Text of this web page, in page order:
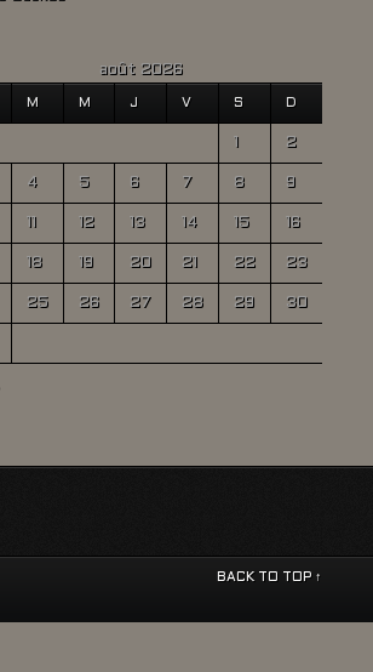
août 2026
M M J V S D
1 2
4 5 6 7 8 9
11 12 13 14 15 16
18 19 20 21 22 23
25 26 27 28 29 30
BACK TO TOP ↑